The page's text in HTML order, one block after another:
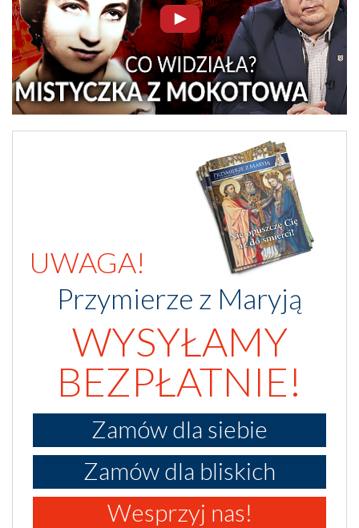
UWAGA!
Przymierze z Maryją
WYSYŁAMY
BEZPŁATNIE!
Zamów dla siebie
Zamów dla bliskich
Wesprzyj nas!